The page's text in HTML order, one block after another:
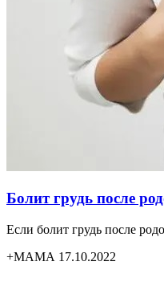
Болит грудь после
Если болит грудь после
+МАМА 17.10.2022